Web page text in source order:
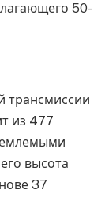
50-
трансмиссии
из 477
высота
37